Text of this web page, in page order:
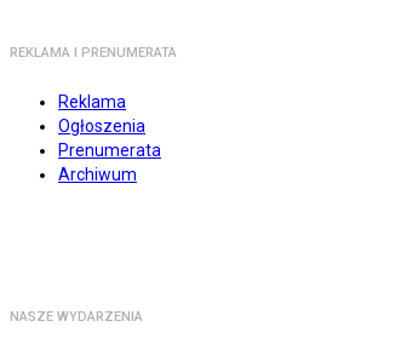
REKLAMA I PRENUMERATA
Reklama
Ogłoszenia
Prenumerata
Archiwum
NASZE WYDARZENIA